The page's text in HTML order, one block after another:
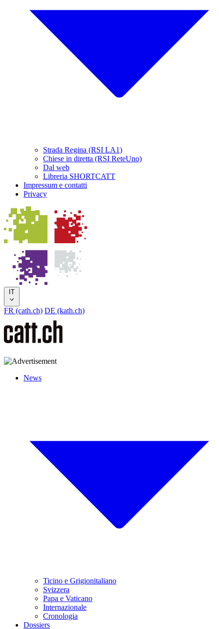
Strada Regina (RSI LA1)
Chiese in diretta (RSI ReteUno)
Dal web
Libreria SHORTCATT
Impressum e contatti
Privacy
IT
FR (cath.ch) DE (kath.ch)
News
Ticino e Grigionitaliano
Svizzera
Papa e Vaticano
Internazionale
Cronologia
Dossiers